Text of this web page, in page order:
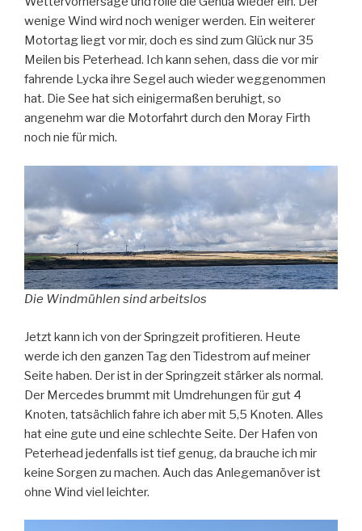
wenige Wind wird noch weniger werden. Ein weiterer
Motortag liegt vor mir, doch es sind zum Glück nur 35
Meilen bis Peterhead. Ich kann sehen, dass die vor mir
fahrende Lycka ihre Segel auch wieder weggenommen
hat. Die See hat sich einigermaßen beruhigt, so
angenehm war die Motorfahrt durch den Moray Firth
noch nie für mich.
Die Windmühlen sind arbeitslos
Jetzt kann ich von der Springzeit profitieren. Heute
werde ich den ganzen Tag den Tidestrom auf meiner
Seite haben. Der ist in der Springzeit stärker als normal.
Der Mercedes brummt mit Umdrehungen für gut 4
Knoten, tatsächlich fahre ich aber mit 5,5 Knoten. Alles
hat eine gute und eine schlechte Seite. Der Hafen von
Peterhead jedenfalls ist tief genug, da brauche ich mir
keine Sorgen zu machen. Auch das Anlegemanöver ist
ohne Wind viel leichter.